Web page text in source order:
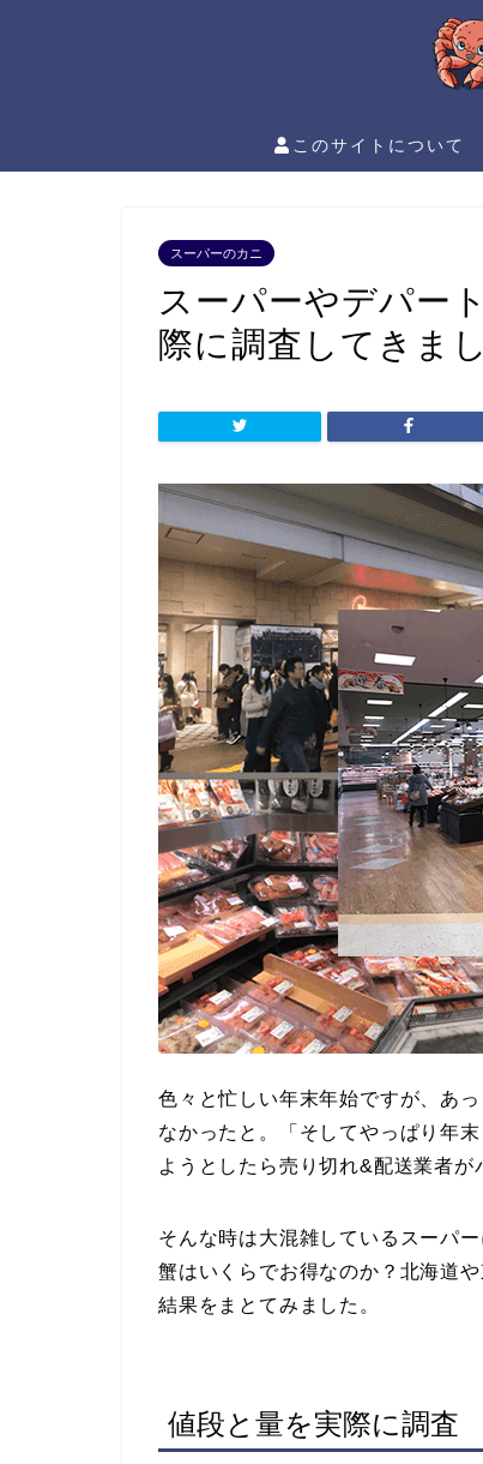
このサイトについて
スーパーのカニ
スーパーやデパー
際に調査してきま
色々と忙しい年末年始ですが、あ
なかったと。「そしてやっぱり年
ようとしたら売り切れ&配送業者が
そんな時は大混雑しているスーパ
蟹はいくらでお得なのか？北海道
結果をまとてみました。
値段と量を実際に調査